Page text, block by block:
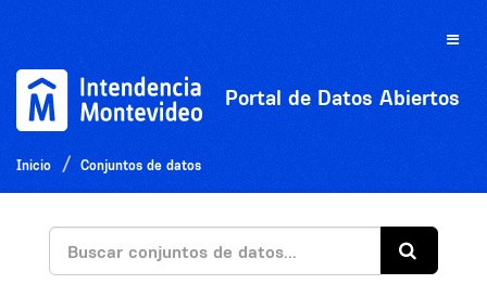
Toggle
Portal de Datos Abiertos
Inicio Conjuntos de datos